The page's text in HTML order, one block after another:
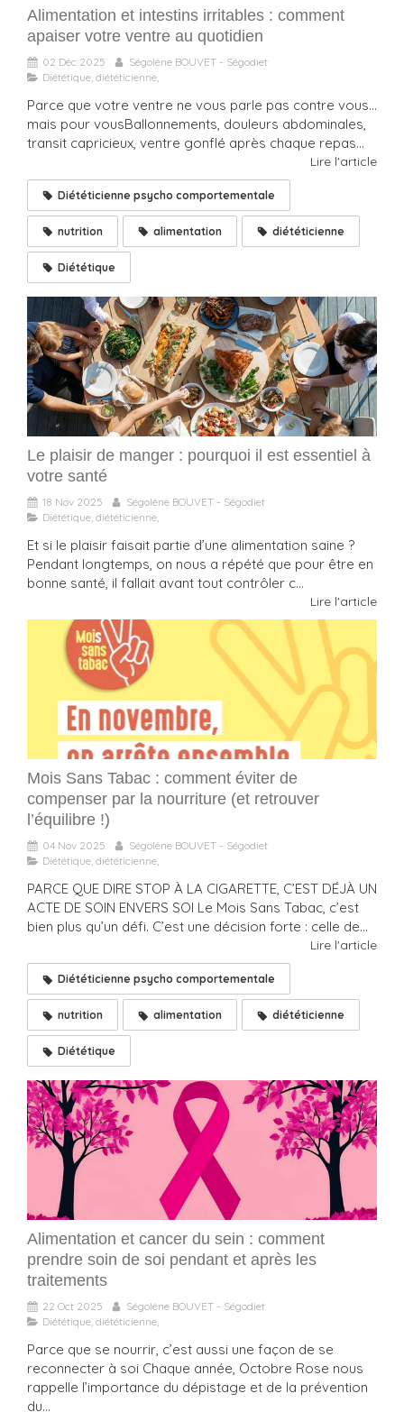
Alimentation et intestins irritables : comment
apaiser votre ventre au quotidien
02 Déc 2025
Ségolène BOUVET - Ségodiet
Diététique, diététicienne,
Parce que votre ventre ne vous parle pas contre vous…
mais pour vousBallonnements, douleurs abdominales,
transit capricieux, ventre gonflé après chaque repas...
Lire l'article
Diététicienne psycho comportementale
nutrition alimentation diététicienne
Diététique
Le plaisir de manger : pourquoi il est essentiel à
votre santé
18 Nov 2025
Ségolène BOUVET - Ségodiet
Diététique, diététicienne,
Et si le plaisir faisait partie d’une alimentation saine ?
Pendant longtemps, on nous a répété que pour être en
bonne santé, il fallait avant tout contrôler c...
Lire l'article
Mois Sans Tabac : comment éviter de
compenser par la nourriture (et retrouver
l’équilibre !)
04 Nov 2025
Ségolène BOUVET - Ségodiet
Diététique, diététicienne,
PARCE QUE DIRE STOP À LA CIGARETTE, C’EST DÉJÀ UN
ACTE DE SOIN ENVERS SOI Le Mois Sans Tabac, c’est
bien plus qu’un défi. C’est une décision forte : celle de...
Lire l'article
Diététicienne psycho comportementale
nutrition alimentation diététicienne
Diététique
Alimentation et cancer du sein : comment
prendre soin de soi pendant et après les
traitements
22 Oct 2025
Ségolène BOUVET - Ségodiet
Diététique, diététicienne,
Parce que se nourrir, c’est aussi une façon de se
reconnecter à soi Chaque année, Octobre Rose nous
rappelle l’importance du dépistage et de la prévention
du...